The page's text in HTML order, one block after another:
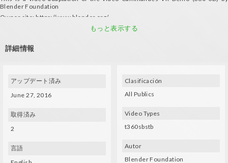
Blender Foundation
Owner site: https://www.blender.org/
Source:: https://plus.google.com/+BlenderFoundation/about
もっと表示する
詳細情報
アップデート済み
June 27, 2016
取得済み
2
言語
Clasificación
All Publics
Video Types
t360sbstb
Autor
Blender Foundation